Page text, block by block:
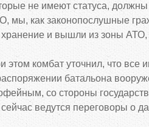
не имеют статуса,
мы, как законопослушные
хранение и вышли из зоны АТО,
этом комбат уточнил, что все
батальона
со стороны
ведутся переговоры о